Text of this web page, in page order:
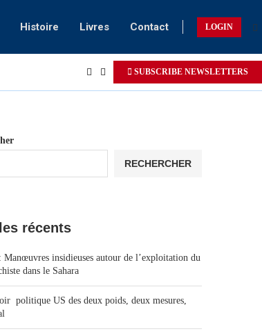
Histoire Livres Contact LOGIN
SUBSCRIBE NEWSLETTERS
RECHERCHER
récents
insidieuses autour de l’exploitation du
dans le Sahara
politique US des deux poids, deux mesures,